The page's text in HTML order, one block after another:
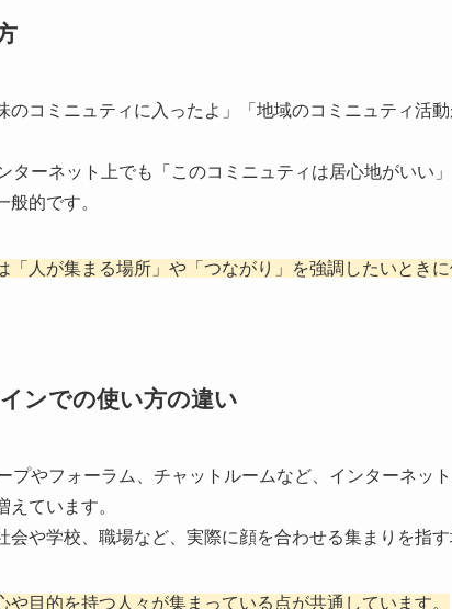
のコミニュティに入ったよ」「地域のコミニュティ活
ターネット上でも「このコミニュティは居心地がいい
般的です。
「人が集まる場所」や「つながり」を強調したいとき
ンでの使い方の違い
プやフォーラム、チャットルームなど、インターネッ
えています。
会や学校、職場など、実際に顔を合わせる集まりを指す
や目的を持つ人々が集まっている点が共通しています。